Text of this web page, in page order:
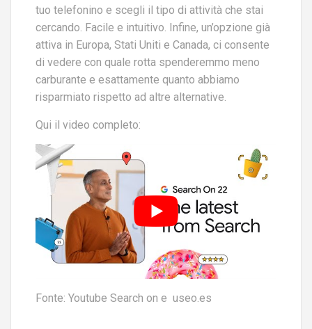
tuo telefonino e scegli il tipo di attività che stai
cercando. Facile e intuitivo. Infine, un’opzione già
attiva in Europa, Stati Uniti e Canada, ci consente
di vedere con quale rotta spenderemmo meno
carburante e esattamente quanto abbiamo
risparmiato rispetto ad altre alternative.
Qui il video completo:
Fonte: Youtube Search on e useo.es